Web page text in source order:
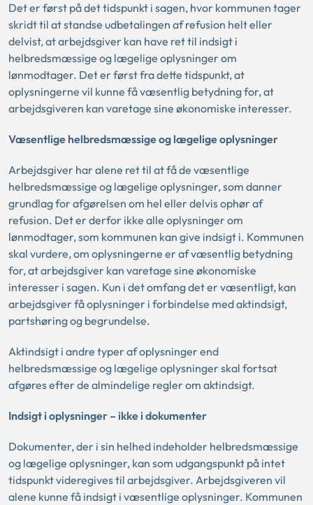
Det er først på det tidspunkt i sagen, hvor kommunen tager
skridt til at standse udbetalingen af refusion helt eller
delvist, at arbejdsgiver kan have ret til indsigt i
helbredsmæssige og lægelige oplysninger om
lønmodtager. Det er først fra dette tidspunkt, at
oplysningerne vil kunne få væsentlig betydning for, at
arbejdsgiveren kan varetage sine økonomiske interesser.
Væsentlige helbredsmæssige og lægelige oplysninger
Arbejdsgiver har alene ret til at få de væsentlige
helbredsmæssige og lægelige oplysninger, som danner
grundlag for afgørelsen om hel eller delvis ophør af
refusion. Det er derfor ikke alle oplysninger om
lønmodtager, som kommunen kan give indsigt i. Kommunen
skal vurdere, om oplysningerne er af væsentlig betydning
for, at arbejdsgiver kan varetage sine økonomiske
interesser i sagen. Kun i det omfang det er væsentligt, kan
arbejdsgiver få oplysninger i forbindelse med aktindsigt,
partshøring og begrundelse.
Aktindsigt i andre typer af oplysninger end
helbredsmæssige og lægelige oplysninger skal fortsat
afgøres efter de almindelige regler om aktindsigt.
Indsigt i oplysninger – ikke i dokumenter
Dokumenter, der i sin helhed indeholder helbredsmæssige
og lægelige oplysninger, kan som udgangspunkt på intet
tidspunkt videregives til arbejdsgiver. Arbejdsgiveren vil
alene kunne få indsigt i væsentlige oplysninger. Kommunen